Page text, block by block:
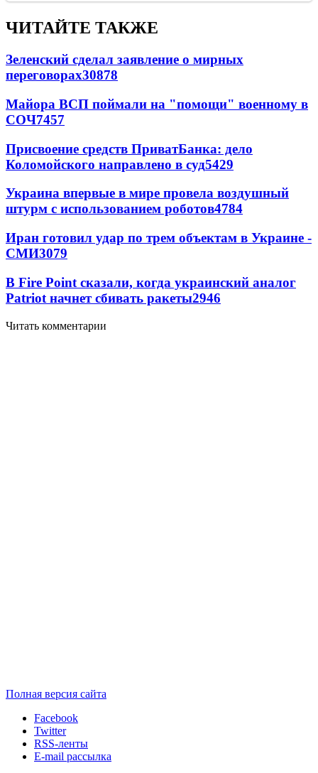
ЧИТАЙТЕ ТАКЖЕ
Зеленский сделал заявление о мирных
переговорах30878
Майора ВСП поймали на "помощи" военному в
СОЧ7457
Присвоение средств ПриватБанка: дело
Коломойского направлено в суд5429
Украина впервые в мире провела воздушный
штурм с использованием роботов4784
Иран готовил удар по трем объектам в Украине -
СМИ3079
В Fire Point сказали, когда украинский аналог
Patriot начнет сбивать ракеты2946
Читать комментарии
Полная версия сайта
Facebook
Twitter
RSS-ленты
E-mail рассылка